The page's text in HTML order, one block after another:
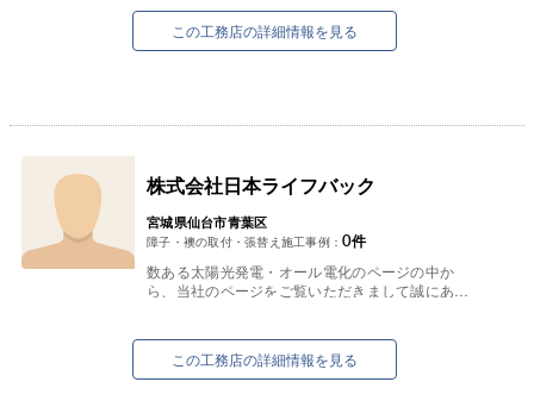
この工務店の詳細情報を見る
株式会社日本ライフバック
宮城県仙台市青葉区
障子・襖の取付・張替え施工事例： 0件
数ある太陽光発電・オール電化のページの中か
ら、当社のページをご覧いただきまして誠にあり
この工務店の詳細情報を見る